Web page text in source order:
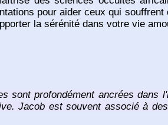
pour aider ceux qui souffrent
la sérénité dans votre vie
sont profondément ancrées dans
Jacob est souvent associé à